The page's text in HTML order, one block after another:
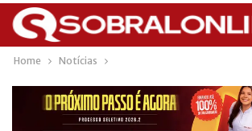
Home Notícias